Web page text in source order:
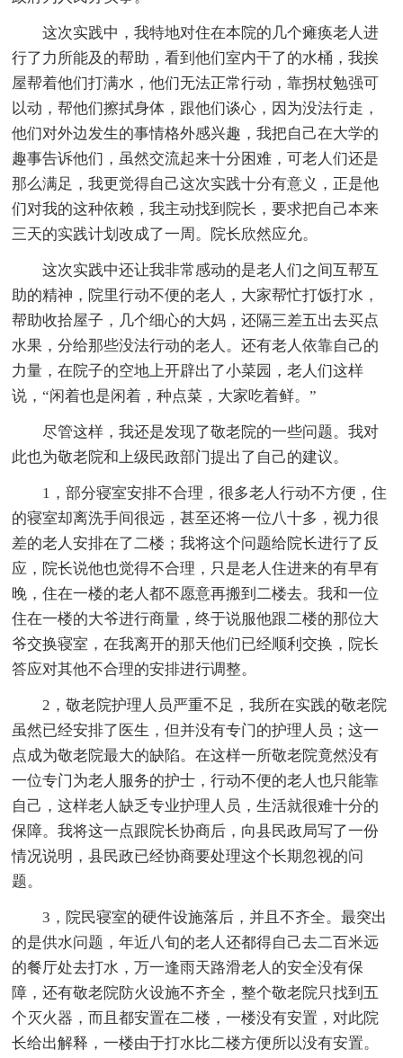
这次实践中，我特地对住在本院的几个瘫痪老人进
行了力所能及的帮助，看到他们室内干了的水桶，我挨
屋帮着他们打满水，他们无法正常行动，靠拐杖勉强可
以动，帮他们擦拭身体，跟他们谈心，因为没法行走，
他们对外边发生的事情格外感兴趣，我把自己在大学的
趣事告诉他们，虽然交流起来十分困难，可老人们还是
那么满足，我更觉得自己这次实践十分有意义，正是他
们对我的这种依赖，我主动找到院长，要求把自己本来
三天的实践计划改成了一周。院长欣然应允。
这次实践中还让我非常感动的是老人们之间互帮互
助的精神，院里行动不便的老人，大家帮忙打饭打水，
帮助收拾屋子，几个细心的大妈，还隔三差五出去买点
水果，分给那些没法行动的老人。还有老人依靠自己的
力量，在院子的空地上开辟出了小菜园，老人们这样
说，“闲着也是闲着，种点菜，大家吃着鲜。”
尽管这样，我还是发现了敬老院的一些问题。我对
此也为敬老院和上级民政部门提出了自己的建议。
1，部分寝室安排不合理，很多老人行动不方便，住
的寝室却离洗手间很远，甚至还将一位八十多，视力很
差的老人安排在了二楼；我将这个问题给院长进行了反
应，院长说他也觉得不合理，只是老人住进来的有早有
晚，住在一楼的老人都不愿意再搬到二楼去。我和一位
住在一楼的大爷进行商量，终于说服他跟二楼的那位大
爷交换寝室，在我离开的那天他们已经顺利交换，院长
答应对其他不合理的安排进行调整。
2，敬老院护理人员严重不足，我所在实践的敬老院
虽然已经安排了医生，但并没有专门的护理人员；这一
点成为敬老院最大的缺陷。在这样一所敬老院竟然没有
一位专门为老人服务的护士，行动不便的老人也只能靠
自己，这样老人缺乏专业护理人员，生活就很难十分的
保障。我将这一点跟院长协商后，向县民政局写了一份
情况说明，县民政已经协商要处理这个长期忽视的问
题。
3，院民寝室的硬件设施落后，并且不齐全。最突出
的是供水问题，年近八旬的老人还都得自己去二百米远
的餐厅处去打水，万一逢雨天路滑老人的安全没有保
障，还有敬老院防火设施不齐全，整个敬老院只找到五
个灭火器，而且都安置在二楼，一楼没有安置，对此院
长给出解释，一楼由于打水比二楼方便所以没有安置。